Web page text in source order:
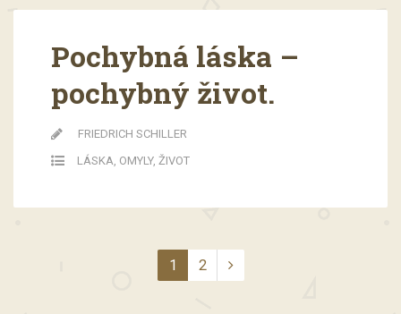
Pochybná láska –
pochybný život.
FRIEDRICH SCHILLER
LÁSKA, OMYLY, ŽIVOT
1 2